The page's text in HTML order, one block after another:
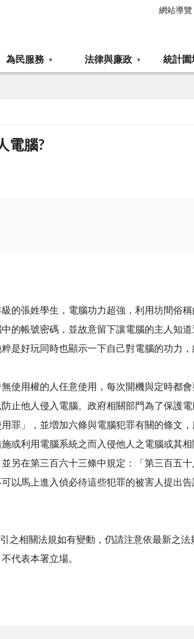
網站導覽
為民服務 法律與廉政 統計園
電腦?
的張姓學生，電腦功力超強，利用坊間俗
的帳號密碼，並故意留下讓電腦的主人知
是好玩同時也顯示一下自己對電腦的功力，
使用權的人任意使用，每次開機與定時都
止他人侵入電腦。政府相關部門為了保護
罪」，並増加六條與電腦犯罪有關的條文
或利用電腦系統之而入侵他人之電腦或其
另在第三百六十三條中規定：「第三百五
以馬上進入偵必待這些犯罪的被害人提出告
之相關法規如有變動，仍請注意依最新之法
代表本署立場。